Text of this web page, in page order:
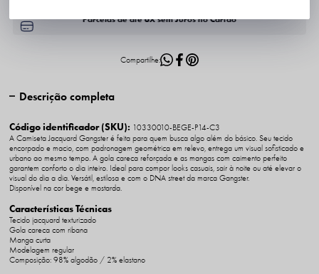
Parcelas de até 6X sem Juros no Cartão
Descrição completa
Código identificador (SKU): 10330010-BEGE-P14-C3
A Camiseta Jacquard Gangster é feita para quem busca algo além do básico. Seu tecido
encorpado e macio, com padronagem geométrica em relevo, entrega um visual sofisticado e
urbano ao mesmo tempo. A gola careca reforçada e as mangas com caimento perfeito
garantem conforto o dia inteiro. Ideal para compor looks casuais, sair à noite ou até elevar o
visual do dia a dia. Versátil, estilosa e com o DNA street da marca Gangster.
Disponível na cor bege e mostarda.
Características Técnicas
Tecido jacquard texturizado
Gola careca com ribana
Manga curta
Modelagem regular
Composição: 98% algodão / 2% elastano